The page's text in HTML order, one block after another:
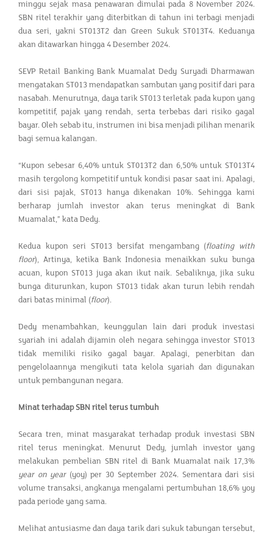
minggu sejak masa penawaran dimulai pada 8 November 2024.
SBN ritel terakhir yang diterbitkan di tahun ini terbagi menjadi
dua seri, yakni ST013T2 dan Green Sukuk ST013T4. Keduanya
akan ditawarkan hingga 4 Desember 2024.
SEVP Retail Banking Bank Muamalat Dedy Suryadi Dharmawan
mengatakan ST013 mendapatkan sambutan yang positif dari para
nasabah. Menurutnya, daya tarik ST013 terletak pada kupon yang
kompetitif, pajak yang rendah, serta terbebas dari risiko gagal
bayar. Oleh sebab itu, instrumen ini bisa menjadi pilihan menarik
bagi semua kalangan.
“Kupon sebesar 6,40% untuk ST013T2 dan 6,50% untuk ST013T4
masih tergolong kompetitif untuk kondisi pasar saat ini. Apalagi,
dari sisi pajak, ST013 hanya dikenakan 10%. Sehingga kami
berharap jumlah investor akan terus meningkat di Bank
Muamalat,” kata Dedy.
Kedua kupon seri ST013 bersifat mengambang (floating with
floor), Artinya, ketika Bank Indonesia menaikkan suku bunga
acuan, kupon ST013 juga akan ikut naik. Sebaliknya, jika suku
bunga diturunkan, kupon ST013 tidak akan turun lebih rendah
dari batas minimal (floor).
Dedy menambahkan, keunggulan lain dari produk investasi
syariah ini adalah dijamin oleh negara sehingga investor ST013
tidak memiliki risiko gagal bayar. Apalagi, penerbitan dan
pengelolaannya mengikuti tata kelola syariah dan digunakan
untuk pembangunan negara.
Minat terhadap SBN ritel terus tumbuh
Secara tren, minat masyarakat terhadap produk investasi SBN
ritel terus meningkat. Menurut Dedy, jumlah investor yang
melakukan pembelian SBN ritel di Bank Muamalat naik 17,3%
year on year(yoy) per 30 September 2024. Sementara dari sisi
volume transaksi, angkanya mengalami pertumbuhan 18,6% yoy
pada periode yang sama.
Melihat antusiasme dan daya tarik dari sukuk tabungan tersebut,